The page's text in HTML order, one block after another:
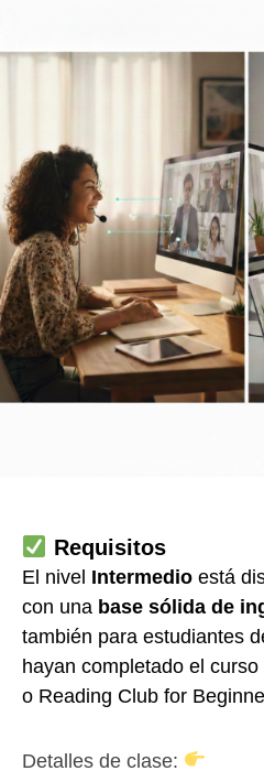
Requisitos
El nivel Intermedio está
con una base sólida de
también para estudiantes
hayan completado el
o Reading Club for
Detalles de clase: